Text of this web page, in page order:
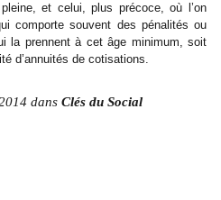
et celui, plus précoce, où l’on
comporte souvent des pénalités ou
la prennent à cet âge minimum, soit
d’annuités de cotisations.
dans Clés du Social